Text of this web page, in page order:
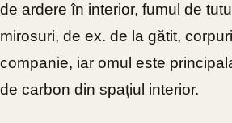
de ardere în interior, fumul de
mirosuri, de ex. de la gătit,
companie, iar omul este
de carbon din spațiul interior.